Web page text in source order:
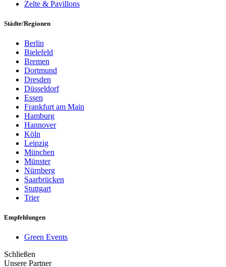
Zelte & Pavillons
Städte/Regionen
Berlin
Bielefeld
Bremen
Dortmund
Dresden
Düsseldorf
Essen
Frankfurt am Main
Hamburg
Hannover
Köln
Leipzig
München
Münster
Nürnberg
Saarbrücken
Stuttgart
Trier
Empfehlungen
Green Events
Schließen
Unsere Partner